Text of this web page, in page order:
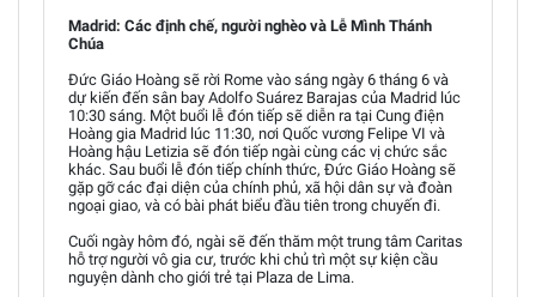
Madrid: Các định chế, người nghèo và Lễ Mình Thánh
Chúa
Đức Giáo Hoàng sẽ rời Rome vào sáng ngày 6 tháng 6 và
dự kiến đến sân bay Adolfo Suárez Barajas của Madrid lúc
10:30 sáng. Một buổi lễ đón tiếp sẽ diễn ra tại Cung điện
Hoàng gia Madrid lúc 11:30, nơi Quốc vương Felipe VI và
Hoàng hậu Letizia sẽ đón tiếp ngài cùng các vị chức sắc
khác. Sau buổi lễ đón tiếp chính thức, Đức Giáo Hoàng sẽ
gặp gỡ các đại diện của chính phủ, xã hội dân sự và đoàn
ngoại giao, và có bài phát biểu đầu tiên trong chuyến đi.
Cuối ngày hôm đó, ngài sẽ đến thăm một trung tâm Caritas
hỗ trợ người vô gia cư, trước khi chủ trì một sự kiện cầu
nguyện dành cho giới trẻ tại Plaza de Lima.